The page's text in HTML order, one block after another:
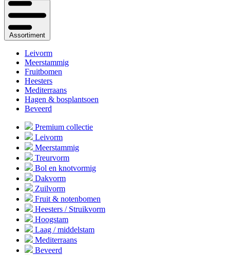
Assortiment
Leivorm
Meerstammig
Fruitbomen
Heesters
Mediterraans
Hagen & bosplantsoen
Beveerd
Premium collectie
Leivorm
Meerstammig
Treurvorm
Bol en knotvormig
Dakvorm
Zuilvorm
Fruit & notenbomen
Heesters / Struikvorm
Hoogstam
Laag / middelstam
Mediterraans
Beveerd